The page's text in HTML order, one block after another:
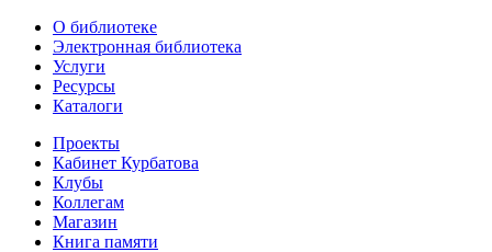
О библиотеке
Электронная библиотека
Услуги
Ресурсы
Каталоги
Проекты
Кабинет Курбатова
Клубы
Коллегам
Магазин
Книга памяти